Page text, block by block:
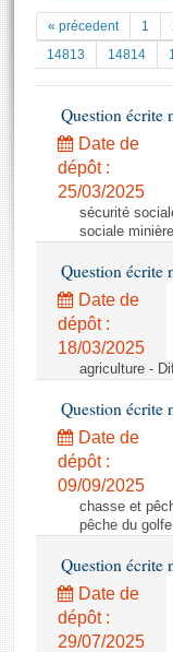
Documents
Projets de loi
Propositions de loi
Amendements
Textes adoptés
Rapports
Rapports législatifs
Rapports sur
Baromètre de
Dossiers législatifs
Budget et sécurité
Questions écrites
Comptes rendus
Documents
( Constitution |
Histoire
Juniors
Anciennes
Liens vers les
La
Les archives
Contacts et
Photos libres
« précedent 1
14813
14814
Question écrite
Date de
dépôt :
25/03/2025
sécurité
sociale
Question écrite
Date de
dépôt :
18/03/2025
agriculture -
Question écrite
Date de
dépôt :
09/09/2025
chasse et
pêche du
Question écrite
Date de
dépôt :
29/07/2025